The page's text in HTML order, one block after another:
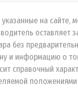
на сайте,
оставляет
без
и информацию о
справочный
положениями